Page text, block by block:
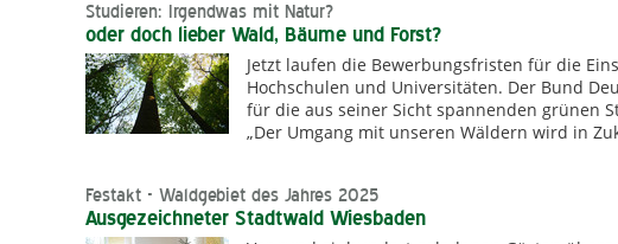
Studieren: Irgendwas mit Natur?
oder doch lieber Wald, Bäume und Forst?
Jetzt laufen die Bewerbungsfristen für die
Hochschulen und Universitäten. Der Bund
für die aus seiner Sicht spannenden grünen
„Der Umgang mit unseren Wäldern wird in
Festakt - Waldgebiet des Jahres 2025
Ausgezeichneter Stadtwald Wiesbaden